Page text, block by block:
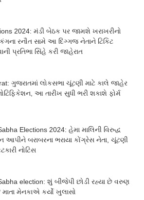
2024: મંડી બેઠક પર જામશે ખરાખરીનો
રનૌત સામે આ દિગ્ગજ નેતાને ટિકિટ
પ્રતિભા સિંહે કરી જાહેરાત
ગુજરાતમાં લોકસભા ચૂંટણી માટે કાલે જાહેર
આ તારીખ સુધી ભરી શકાશે ફોર્મ
Elections 2024: હેમા માલિની વિરુદ્ધ
આપીને બરાબરના ભરાયા કોંગ્રેસ નેતા, ચૂંટણી
નોટિસ
election: શું બીજેપી છોડી રહ્યા છે વરુણ
માતા મેનકાએ કર્યો ખુલાસો